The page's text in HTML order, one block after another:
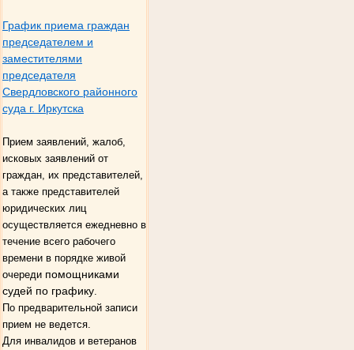
График приема граждан
председателем и
заместителями
председателя
Свердловского районного
суда г. Иркутска
Прием заявлений, жалоб,
исковых заявлений от
граждан, их представителей,
а также представителей
юридических лиц
осуществляется ежедневно в
течение всего рабочего
времени в порядке живой
очереди помощниками
судей по графику.
По предварительной записи
прием не ведется.
Для инвалидов и ветеранов